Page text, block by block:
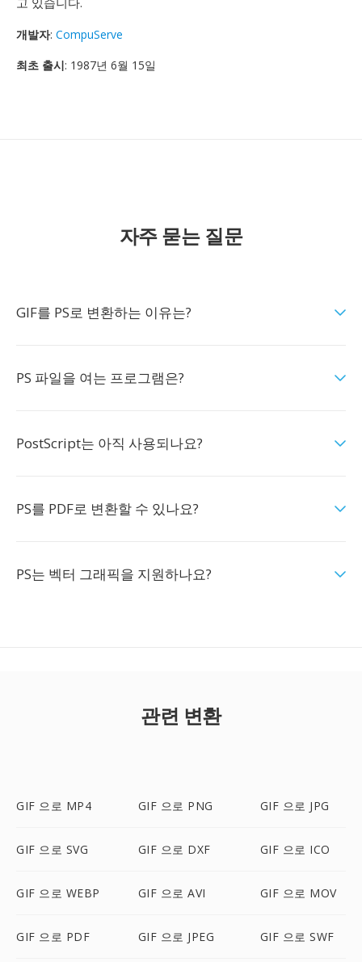
개발자: CompuServe
최초 출시: 1987년 6월 15일
자주 묻는 질문
GIF를 PS로 변환하는 이유는?
PS 파일을 여는 프로그램은?
PostScript는 아직 사용되나요?
PS를 PDF로 변환할 수 있나요?
PS는 벡터 그래픽을 지원하나요?
관련 변환
GIF 으로 MP4 GIF 으로 PNG GIF 으로 JPG
GIF 으로 SVG GIF 으로 DXF GIF 으로 ICO
GIF 으로 WEBP GIF 으로 AVI GIF 으로 MOV
GIF 으로 PDF GIF 으로 JPEG GIF 으로 SWF